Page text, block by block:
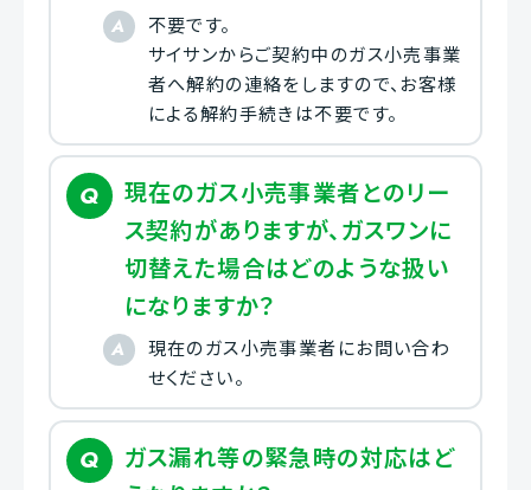
不要です。
サイサンからご契約中のガス小売事業
者へ解約の連絡をしますので、お客様
による解約手続きは不要です。
現在のガス小売事業者とのリー
ス契約がありますが、ガスワンに
切替えた場合はどのような扱い
になりますか？
現在のガス小売事業者にお問い合わ
せください。
ガス漏れ等の緊急時の対応はど